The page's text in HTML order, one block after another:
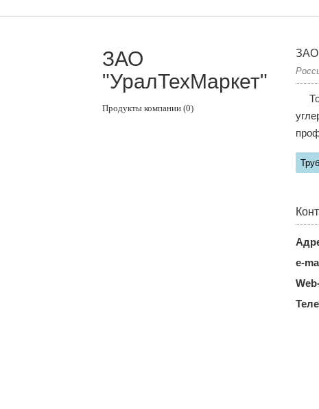
ЗАО
"УралТехМаркет"
Продукты компании (0)
ЗАО
e-